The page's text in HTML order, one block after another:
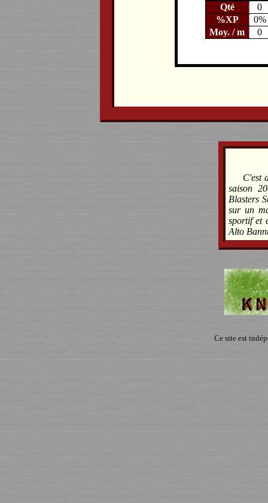
Qté
0
%XP
0%
Moy. / m
0
C'est
saison
Blasters
sur un
sportif et
Alto
Ce site est